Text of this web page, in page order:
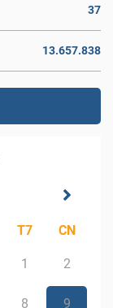
37
13.657.838
T7 CN
1 2
8 9